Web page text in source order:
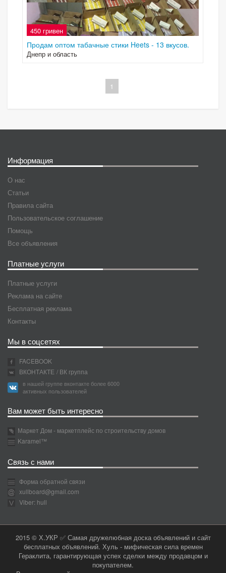
450 гривен
Продам оптом табачные стики Heets - 13 вкусов.
Днепр и область
1
Информация
О нас
Статьи
Правила сайта
Пользовательское соглашение
Помощь
Все объявления
Платные услуги
Платные услуги
Реклама на сайте
Бесплатная реклама
Контакты
Мы в соцсетях
FACEBOOK
ВКОНТАКТЕ / ВК группа
в нашей группе вконтакте более 6000
активных пользователей
Вам может быть интересно
Маркет Дом - маркетплейс по строительству домов
Karamel™
Связь с нами
Форма обратной связи
xullboard@gmail.com
Viber: hull
2015 © Х.УКР ✅ Самая дружелюбная доска объявлений и сайт
бесплатных объявлений. Хуль - мифическая сила времен
Гераклита, гарантирующая успех сделки между продавцом и
покупателем.